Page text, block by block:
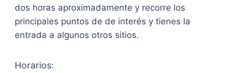
dos horas aproximadamente y recorre los
principales puntos de de interés y tienes la
entrada a algunos otros sitios.
Horarios: